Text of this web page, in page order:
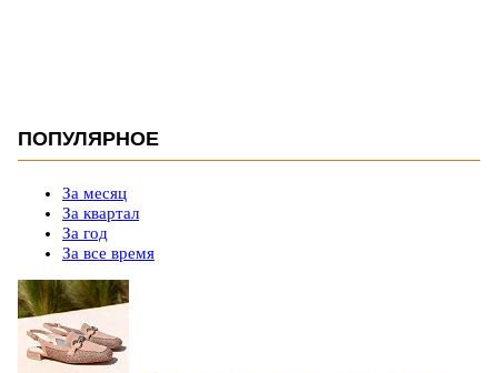
ПОПУЛЯРНОЕ
За месяц
За квартал
За год
За все время